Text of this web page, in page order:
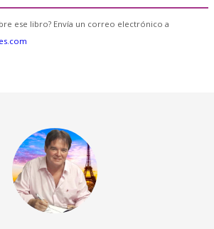
ese libro? Envía un correo electrónico a